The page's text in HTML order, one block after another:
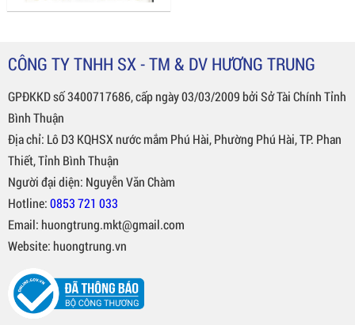
CÔNG TY TNHH SX - TM & DV HƯƠNG TRUNG
GPĐKKD số 3400717686, cấp ngày 03/03/2009 bởi Sở Tài Chính Tỉnh
Bình Thuận
Địa chỉ: Lô D3 KQHSX nước mắm Phú Hài, Phường Phú Hài, TP. Phan
Thiết, Tỉnh Bình Thuận
Người đại diện: Nguyễn Văn Chàm
Hotline:0853 721 033
Email: huongtrung.mkt@gmail.com
Website: huongtrung.vn